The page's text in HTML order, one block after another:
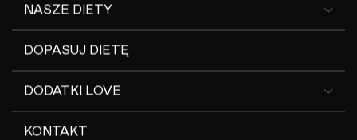
Wybierz ulubiony
NASZE DIETY
DOPASUJ DIETĘ
DODATKI LOVE
KONTAKT